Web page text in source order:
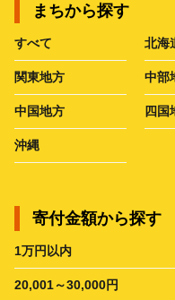
まちから探す
すべて 北海
関東地方 中部
中国地方 四国
沖縄
寄付金額から探す
1万円以内
20,001～30,000円